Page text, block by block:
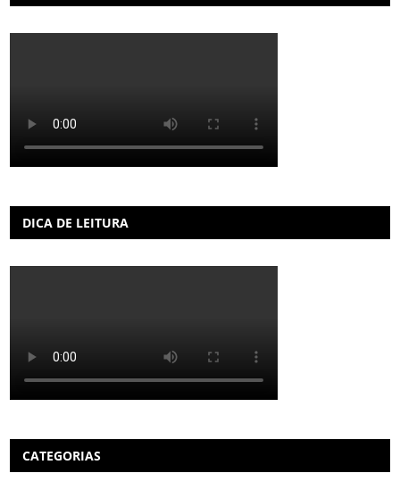
DICA DE LEITURA
CATEGORIAS